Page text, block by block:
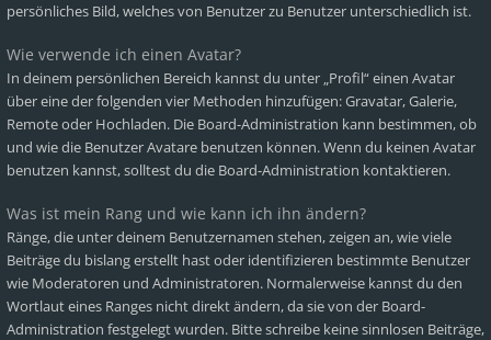
persönliches Bild, welches von Benutzer zu Benutzer unterschiedlich ist.
Wie verwende ich einen Avatar?
In deinem persönlichen Bereich kannst du unter „Profil“ einen Avatar
über eine der folgenden vier Methoden hinzufügen: Gravatar, Galerie,
Remote oder Hochladen. Die Board-Administration kann bestimmen, ob
und wie die Benutzer Avatare benutzen können. Wenn du keinen Avatar
benutzen kannst, solltest du die Board-Administration kontaktieren.
Was ist mein Rang und wie kann ich ihn ändern?
Ränge, die unter deinem Benutzernamen stehen, zeigen an, wie viele
Beiträge du bislang erstellt hast oder identifizieren bestimmte Benutzer
wie Moderatoren und Administratoren. Normalerweise kannst du den
Wortlaut eines Ranges nicht direkt ändern, da sie von der Board-
Administration festgelegt wurden. Bitte schreibe keine sinnlosen Beiträge,